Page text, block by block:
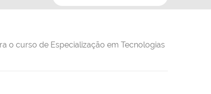
o curso de Especialização em Tecnologias